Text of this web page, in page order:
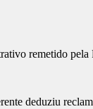
remetido pela
deduziu